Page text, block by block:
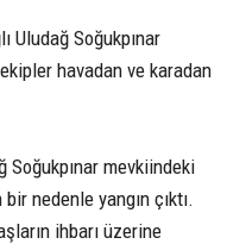
Uludağ Soğukpınar
havadan ve karadan
Soğukpınar mevkiindeki
nedenle yangın çıktı.
ihbarı üzerine